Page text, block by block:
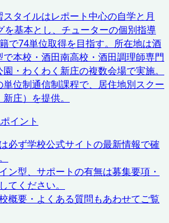
タイルはレポート中心の自学と月
を基本とし、チューターの個別指導
で74単位取得を目指す。所在地は酒
本校・酒田南高校・酒田調理師専門
・わくわく新庄の複数会場で実施。
位制通信制課程で、居住地別スクー
庄）を提供。
イント
必ず学校公式サイトの最新情報で確
ン型、サポートの有無は募集要項・
てください。
概要・よくある質問もあわせてご覧